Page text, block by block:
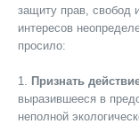
защиту прав, свобод
интересов
просило:
1. Признать
выразившееся в
неполной